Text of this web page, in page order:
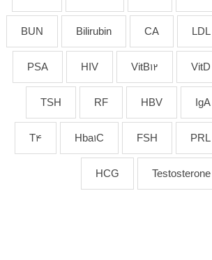
LDL
CA
Bilirubin
BUN
VitD
VitB12
HIV
PSA
IgA
HBV
RF
TSH
PRL
FSH
Hba1C
T4
Testosterone
HCG